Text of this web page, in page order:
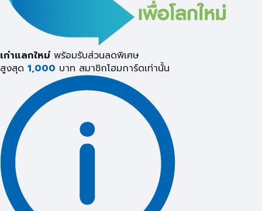
เก่าแลกใหม่ พร้อมรับส่วนลดพิเศษ
สูงสุด 1,000 บาท สมาชิกโฮมการ์ดเท่านั้น